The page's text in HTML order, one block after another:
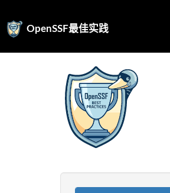
OpenSSF最佳实践